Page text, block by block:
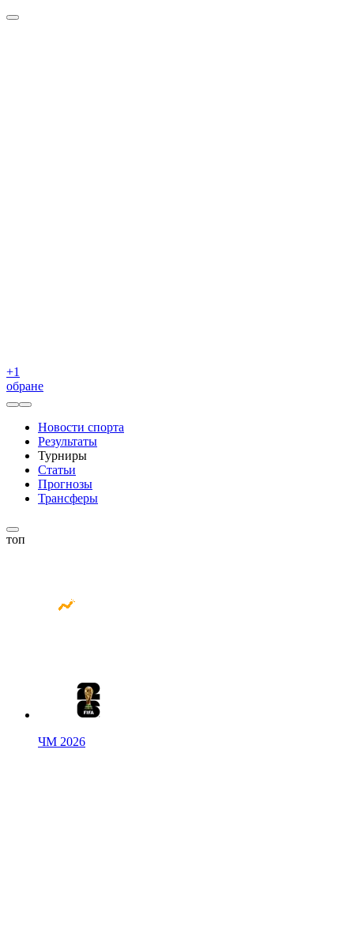
+1
обране
Новости спорта
Результаты
Турниры
Статьи
Прогнозы
Трансферы
топ
ЧМ 2026